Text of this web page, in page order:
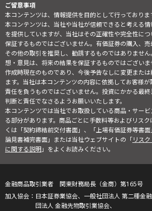
ご留意事項
本コンテンツは、情報提供を目的として行っておりま
本コンテンツは、当社や当社が信頼できると考える
を提供していますが、当社はその正確性や完全性に
保証するものではございません。有価証券の購入、売
その他の取引を推奨し、勧誘するものではありませ
想・意見は、将来の結果を保証するものではござい
作成時現在のものであり、今後予告なしに変更また
ます。当社は本コンテンツの内容に依拠してお客様
責任を負うものではございません。投資にかかる最
判断と責任でなさるようお願いいたします。
本コンテンツでは当社でお取扱している商品・サー
る部分があります。商品ごとに手数料等およびリス
くは「契約締結前交付書面」、「上場有価証券等書
論見書補完書面」または当社ウェブサイトの「リス
に関する説明」をよくお読みください。
金融商品取引業者 関東財務局長（金商）第165号
日本証券業協会、一般社団法人 第二種金
団法人 金融先物取引業協会、